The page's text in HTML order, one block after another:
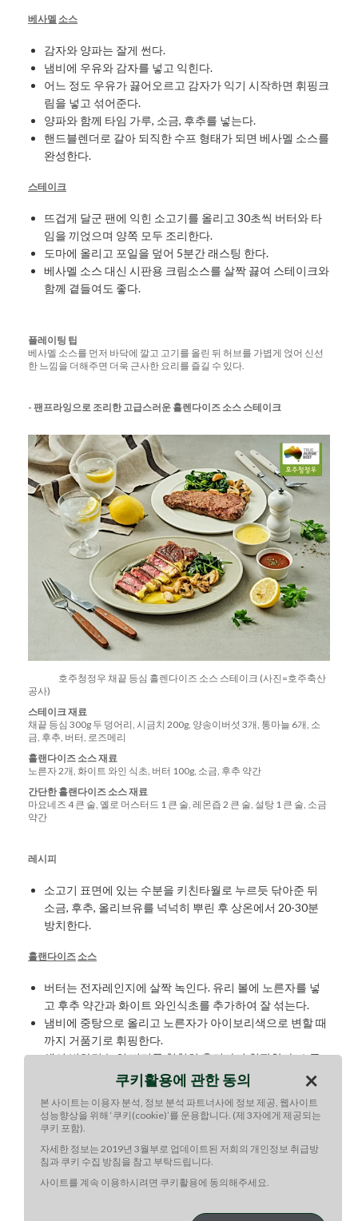
베사멜 소스
감자와 양파는 잘게 썬다.
냄비에 우유와 감자를 넣고 익힌다.
어느 정도 우유가 끓어오르고 감자가 익기 시작하면 휘핑크
림을 넣고 섞어준다.
양파와 함께 타임 가루, 소금, 후추를 넣는다.
핸드블렌더로 갈아 되직한 수프 형태가 되면 베사멜 소스를
완성한다.
스테이크
뜨겁게 달군 팬에 익힌 소고기를 올리고 30초씩 버터와 타
임을 끼얹으며 양쪽 모두 조리한다.
도마에 올리고 포일을 덮어 5분간 래스팅 한다.
베사멜 소스 대신 시판용 크림소스를 살짝 끓여 스테이크와
함께 곁들여도 좋다.
플레이팅 팁
베사멜 소스를 먼저 바닥에 깔고 고기를 올린 뒤 허브를 가볍게 얹어 신선
한 느낌을 더해주면 더욱 근사한 요리를 즐길 수 있다.
- 팬프라잉으로 조리한 고급스러운 홀렌다이즈 소스 스테이크
호주청정우 채끝 등심 홀렌다이즈 소스 스테이크 (사진=호주축산
공사)
스테이크재료
채끝 등심 300g 두 덩어리, 시금치 200g, 양송이버섯 3개, 통마늘 6개, 소
금, 후추, 버터, 로즈메리
홀랜다이즈 소스재료
노른자 2개, 화이트 와인 식초, 버터 100g, 소금, 후추 약간
간단한 홀랜다이즈 소스재료
마요네즈 4 큰 술, 옐로 머스터드 1 큰 술, 레몬즙 2 큰 술, 설탕 1 큰 술, 소금
약간
레시피
소고기 표면에 있는 수분을 키친타월로 누르듯 닦아준 뒤
소금, 후추, 올리브유를 넉넉히 뿌린 후 상온에서 20-30분
방치한다.
홀랜다이즈 소스
버터는 전자레인지에 살짝 녹인다. 유리 볼에 노른자를 넣
고 후추 약간과 화이트 와인식초를 추가하여 잘 섞는다.
냄비에 중탕으로 올리고 노른자가 아이보리색으로 변할 때
까지 거품기로 휘핑한다.
색이 변하면 녹인 버터를 천천히 흘려가며 휘핑한다. 소금
으로 간을 하고 마무리한다.
간단한홀랜다이즈소스
그릇에 마요네즈, 머스터드와 설탕을 넣고 거품기로 잘 섞
어준 후, 레몬즙을 넣고 저으면서 걸쭉하게 농도를 맞춘다.
쿠키활용에 관한 동의 ×
본 사이트는 이용자 분석, 정보 분석 파트너사에 정보 제공, 웹사이트
성능향상을 위해 ‘쿠키(cookie)’를 운용합니다. (제 3자에게 제공되는
쿠키 포함).
자세한 정보는 2019년 3월부로 업데이트된 저희의 개인정보 취급방
침과 쿠키 수집 방침을 참고 부탁드립니다.
사이트를 계속 이용하시려면 쿠키활용에 동의해주세요.